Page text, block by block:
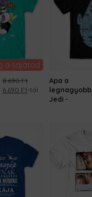
a sajátod
8.690Ft
Original
6.690 FtCurrent
-tól
Apa a
legnagyobb
Jedi